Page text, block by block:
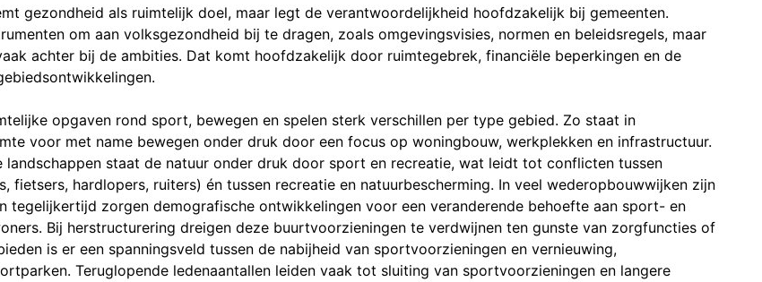
gezondheid als ruimtelijk doel, maar legt de verantwoordelijkheid hoofdzakelijk bij gemeenten.
om aan volksgezondheid bij te dragen, zoals omgevingsvisies, normen en beleidsregels, maar
achter bij de ambities. Dat komt hoofdzakelijk door ruimtegebrek, financiële beperkingen en de
opgaven rond sport, bewegen en spelen sterk verschillen per type gebied. Zo staat in
voor met name bewegen onder druk door een focus op woningbouw, werkplekken en infrastructuur.
landschappen staat de natuur onder druk door sport en recreatie, wat leidt tot conflicten tussen
fietsers, hardlopers, ruiters) én tussen recreatie en natuurbescherming. In veel wederopbouwwijken zijn
tegelijkertijd zorgen demografische ontwikkelingen voor een veranderende behoefte aan sport- en
Bij herstructurering dreigen deze buurtvoorzieningen te verdwijnen ten gunste van zorgfuncties of
is er een spanningsveld tussen de nabijheid van sportvoorzieningen en vernieuwing,
Teruglopende ledenaantallen leiden vaak tot sluiting van sportvoorzieningen en langere